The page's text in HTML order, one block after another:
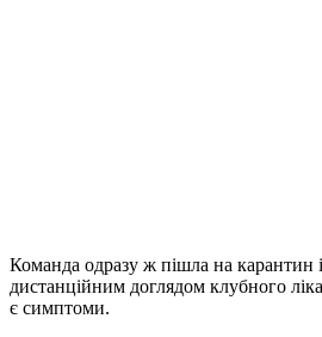
Команда одразу ж пішла на карантин і
дистанційним доглядом клубного
є симптоми.